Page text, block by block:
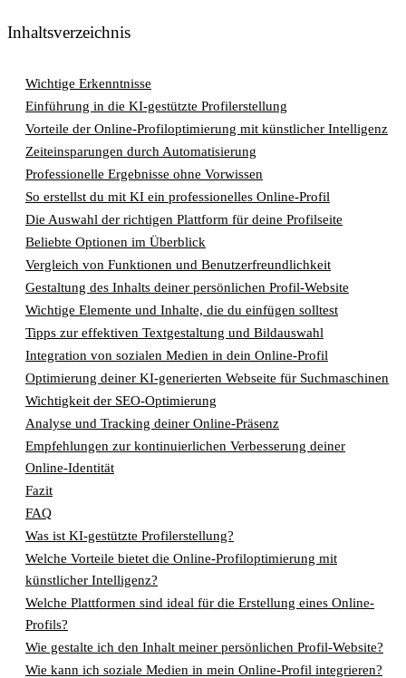
Inhaltsverzeichnis
Wichtige Erkenntnisse
Einführung in die KI-gestützte Profilerstellung
Vorteile der Online-Profiloptimierung mit künstlicher Intelligenz
Zeiteinsparungen durch Automatisierung
Professionelle Ergebnisse ohne Vorwissen
So erstellst du mit KI ein professionelles Online-Profil
Die Auswahl der richtigen Plattform für deine Profilseite
Beliebte Optionen im Überblick
Vergleich von Funktionen und Benutzerfreundlichkeit
Gestaltung des Inhalts deiner persönlichen Profil-Website
Wichtige Elemente und Inhalte, die du einfügen solltest
Tipps zur effektiven Textgestaltung und Bildauswahl
Integration von sozialen Medien in dein Online-Profil
Optimierung deiner KI-generierten Webseite für Suchmaschinen
Wichtigkeit der SEO-Optimierung
Analyse und Tracking deiner Online-Präsenz
Empfehlungen zur kontinuierlichen Verbesserung deiner
Online-Identität
Fazit
FAQ
Was ist KI-gestützte Profilerstellung?
Welche Vorteile bietet die Online-Profiloptimierung mit
künstlicher Intelligenz?
Welche Plattformen sind ideal für die Erstellung eines Online-
Profils?
Wie gestalte ich den Inhalt meiner persönlichen Profil-Website?
Wie kann ich soziale Medien in mein Online-Profil integrieren?